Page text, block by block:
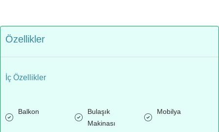
Özellikler
İç Özellikler
Balkon
Bulaşık
Makinası
Mobilya